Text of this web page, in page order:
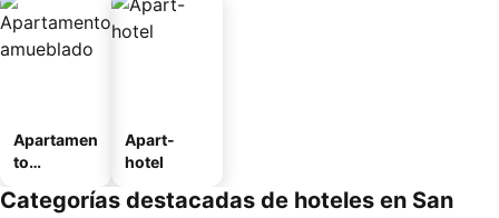
Apartamen
to
o
Apart-
hotel
Categorías destacadas de hoteles en San